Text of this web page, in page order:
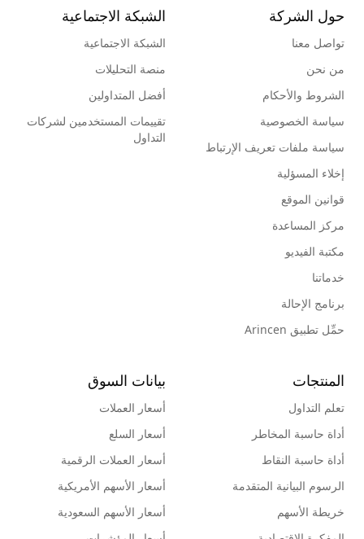
حول الشركة
تواصل معنا
من نحن
الشروط والأحكام
سياسة الخصوصية
سياسة ملفات تعريف الإرتباط
إخلاء المسؤلية
قوانين الموقع
مركز المساعدة
مكتبة الفيديو
خدماتنا
برنامج الإحالة
حمِّل تطبيق Arincen
الشبكة الاجتماعية
الشبكة الاجتماعية
منصة التحليلات
أفضل المتداولين
تقييمات المستخدمين لشركات
التداول
المنتجات
تعلم التداول
أداة حاسبة المخاطر
أداة حاسبة النقاط
الرسوم البيانية المتقدمة
خريطة الأسهم
بيانات السوق
أسعار العملات
أسعار السلع
أسعار العملات الرقمية
أسعار الأسهم الأمريكية
أسعار الأسهم السعودية